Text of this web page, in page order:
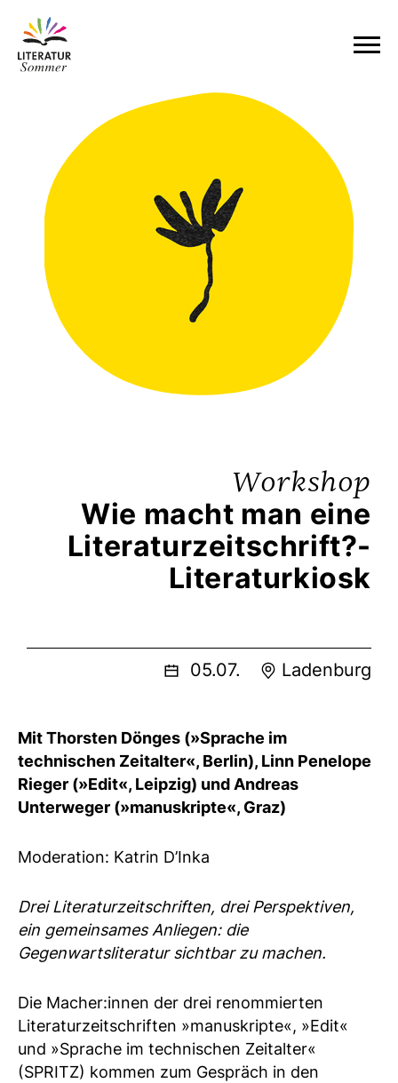
Zum Inhalt springen
Workshop
Wie macht man eine
Literaturzeitschrift?-
Literaturkiosk
05.07. Ladenburg
Mit Thorsten Dönges (»Sprache im
technischen Zeitalter«, Berlin), Linn Penelope
Rieger (»Edit«, Leipzig) und Andreas
Unterweger (»manuskripte«, Graz)
Moderation: Katrin D’Inka
Drei Literaturzeitschriften, drei Perspektiven,
ein gemeinsames Anliegen: die
Gegenwartsliteratur sichtbar zu machen.
Die Macher:innen der drei renommierten
Literaturzeitschriften »manuskripte«, »Edit«
und »Sprache im technischen Zeitalter«
(SPRITZ) kommen zum Gespräch in den